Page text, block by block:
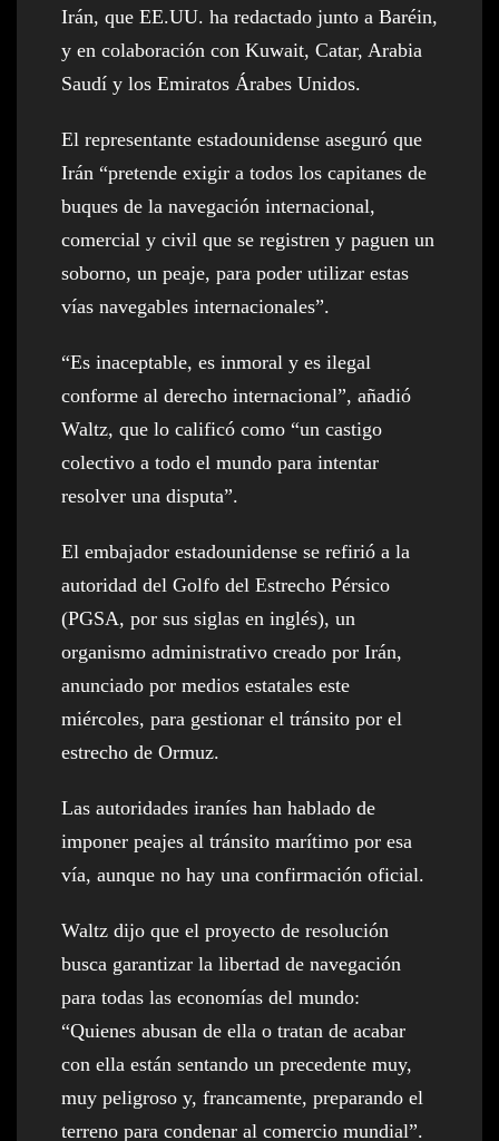
Irán, que EE.UU. ha redactado junto a Baréin,
y en colaboración con Kuwait, Catar, Arabia
Saudí y los Emiratos Árabes Unidos.
El representante estadounidense aseguró que
Irán “pretende exigir a todos los capitanes de
buques de la navegación internacional,
comercial y civil que se registren y paguen un
soborno, un peaje, para poder utilizar estas
vías navegables internacionales”.
“Es inaceptable, es inmoral y es ilegal
conforme al derecho internacional”, añadió
Waltz, que lo calificó como “un castigo
colectivo a todo el mundo para intentar
resolver una disputa”.
El embajador estadounidense se refirió a la
autoridad del Golfo del Estrecho Pérsico
(PGSA, por sus siglas en inglés), un
organismo administrativo creado por Irán,
anunciado por medios estatales este
miércoles, para gestionar el tránsito por el
estrecho de Ormuz.
Las autoridades iraníes han hablado de
imponer peajes al tránsito marítimo por esa
vía, aunque no hay una confirmación oficial.
Waltz dijo que el proyecto de resolución
busca garantizar la libertad de navegación
para todas las economías del mundo:
“Quienes abusan de ella o tratan de acabar
con ella están sentando un precedente muy,
muy peligroso y, francamente, preparando el
terreno para condenar al comercio mundial”.